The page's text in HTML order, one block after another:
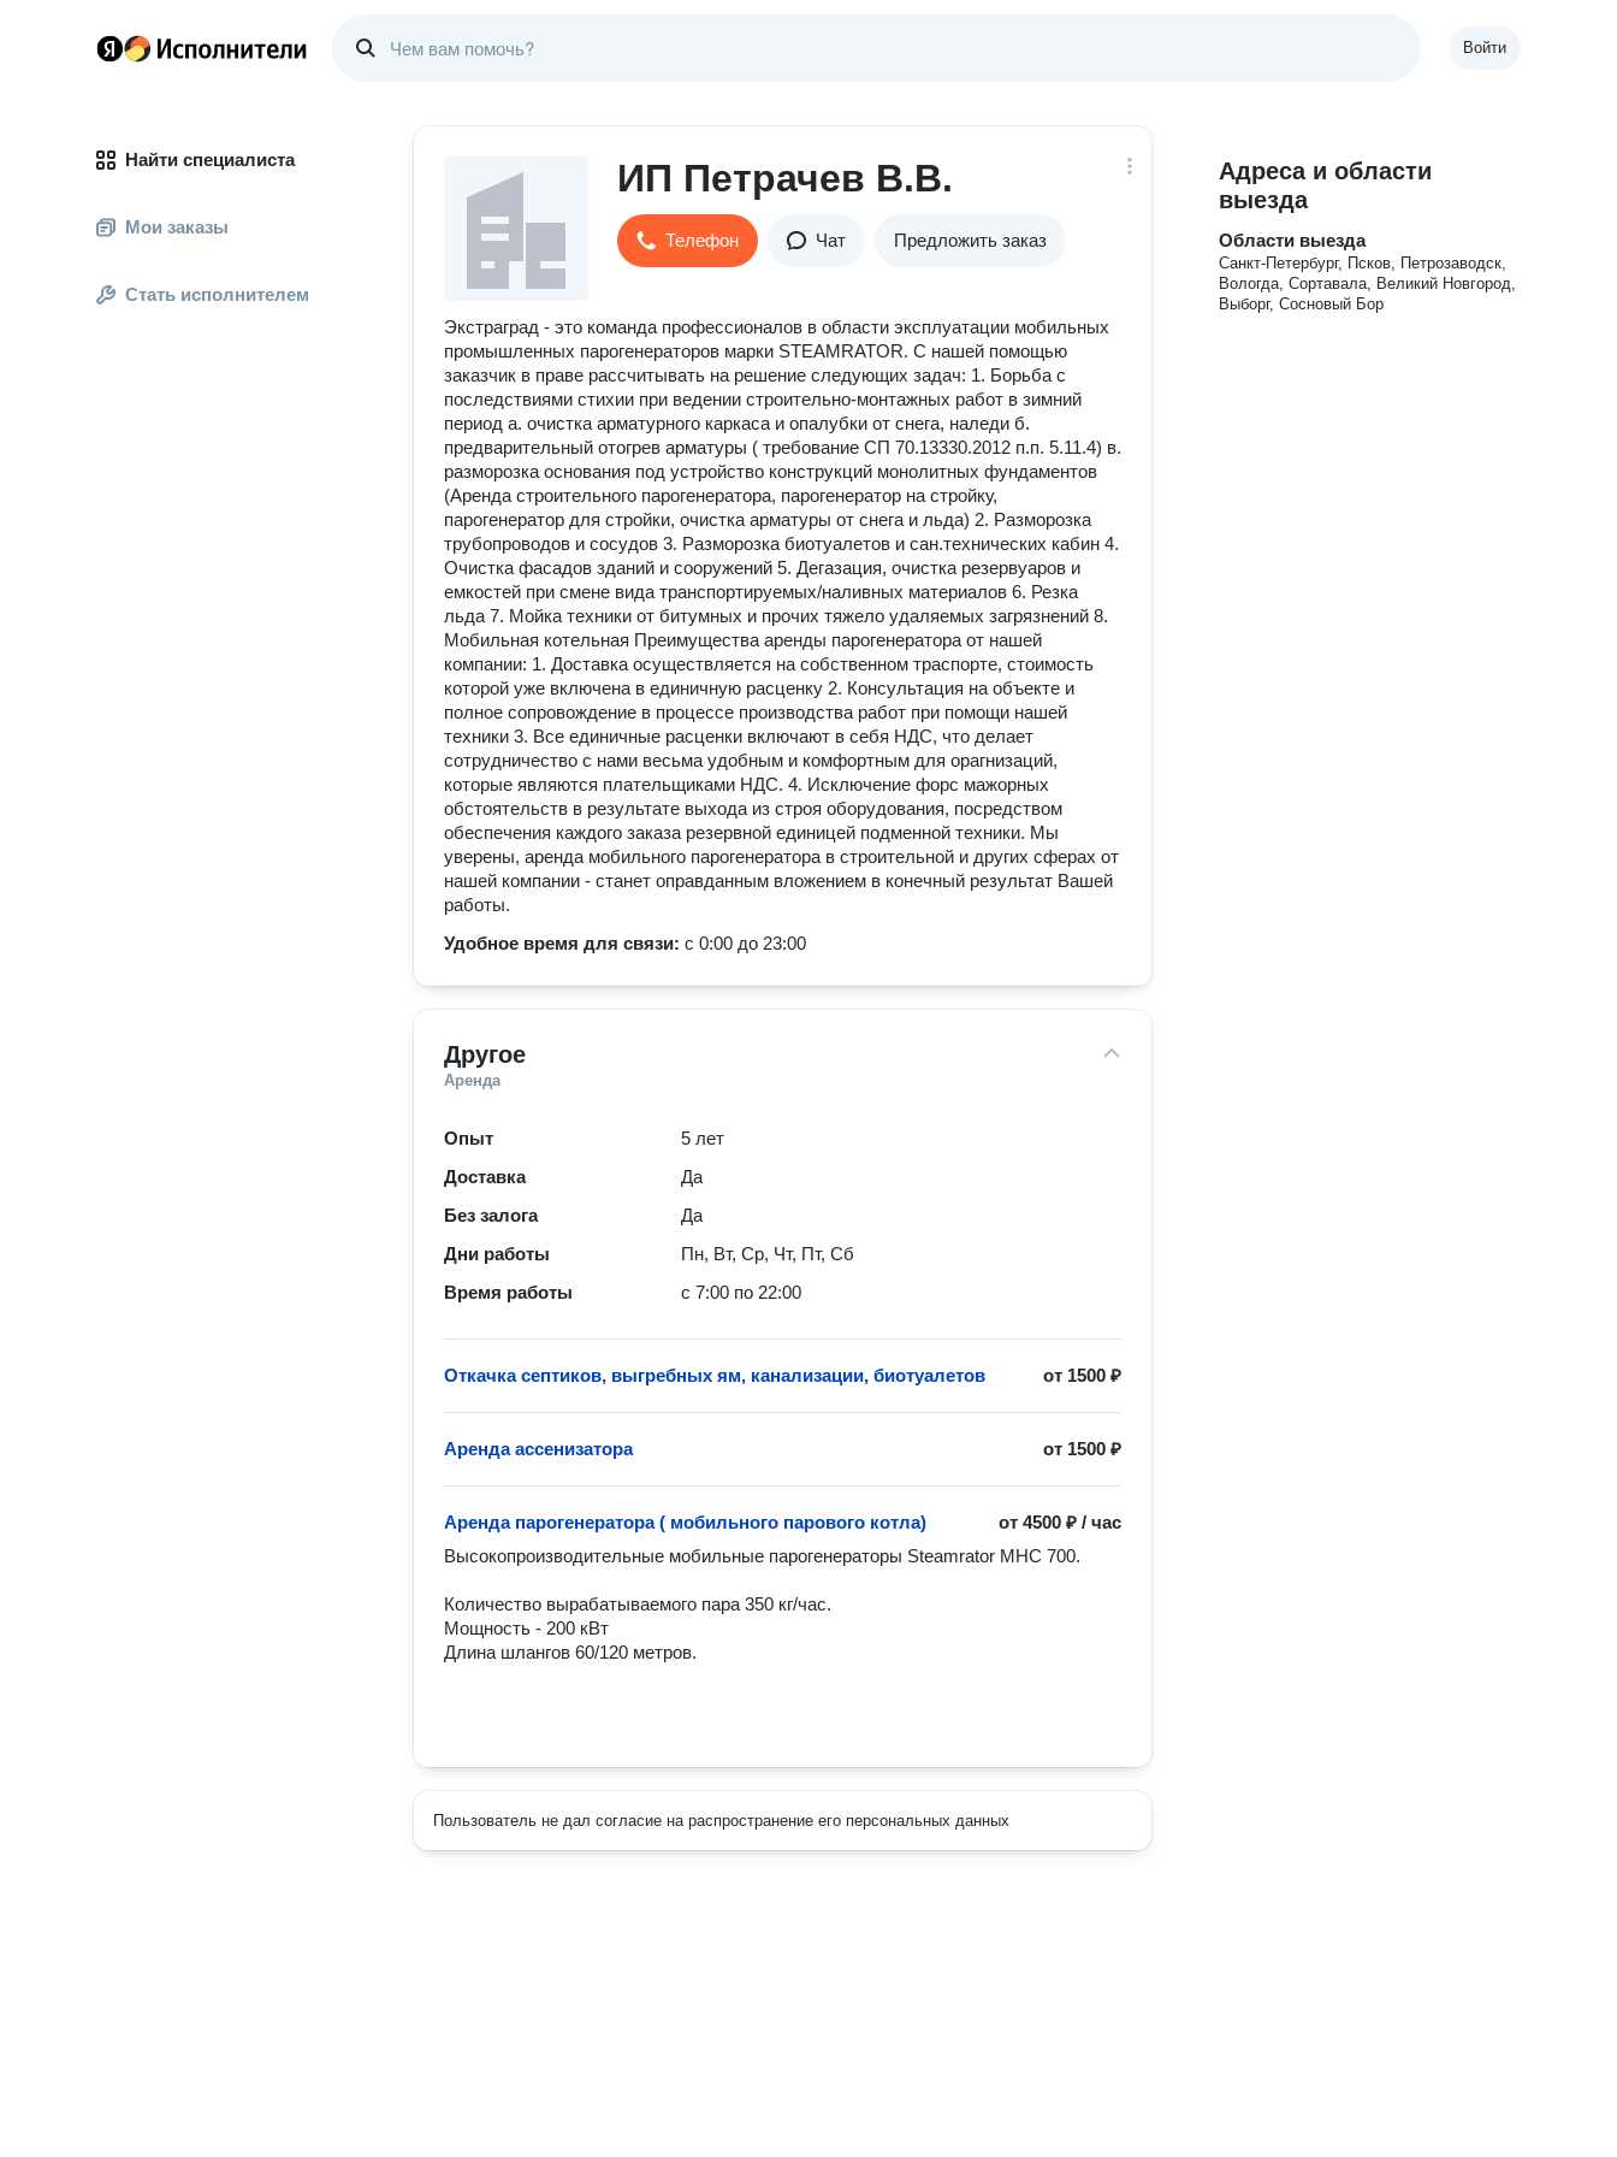
Войти
Найти специалиста
Мои заказы
Стать исполнителем
ИП Петрачев В.В.
Телефон Чат Предложить заказ
Экстраград - это команда профессионалов в области эксплуатации мобильных
промышленных парогенераторов марки STEAMRATOR. С нашей помощью
заказчик в праве рассчитывать на решение следующих задач: 1. Борьба с
последствиями стихии при ведении строительно-монтажных работ в зимний
период а. очистка арматурного каркаса и опалубки от снега, наледи б.
предварительный отогрев арматуры ( требование СП 70.13330.2012 п.п. 5.11.4) в.
разморозка основания под устройство конструкций монолитных фундаментов
(Аренда строительного парогенератора, парогенератор на стройку,
парогенератор для стройки, очистка арматуры от снега и льда) 2. Разморозка
трубопроводов и сосудов 3. Разморозка биотуалетов и сан.технических кабин 4.
Очистка фасадов зданий и сооружений 5. Дегазация, очистка резервуаров и
емкостей при смене вида транспортируемых/наливных материалов 6. Резка
льда 7. Мойка техники от битумных и прочих тяжело удаляемых загрязнений 8.
Мобильная котельная Преимущества аренды парогенератора от нашей
компании: 1. Доставка осуществляется на собственном траспорте, стоимость
которой уже включена в единичную расценку 2. Консультация на объекте и
полное сопровождение в процессе производства работ при помощи нашей
техники 3. Все единичные расценки включают в себя НДС, что делает
сотрудничество с нами весьма удобным и комфортным для орагнизаций,
которые являются плательщиками НДС. 4. Исключение форс мажорных
обстоятельств в результате выхода из строя оборудования, посредством
обеспечения каждого заказа резервной единицей подменной техники. Мы
уверены, аренда мобильного парогенератора в строительной и других сферах от
нашей компании - станет оправданным вложением в конечный результат Вашей
работы.
Удобное время для связи: с 0:00 до 23:00
Другое
Аренда
Опыт
5 лет
Доставка
Да
Без залога
Да
Дни работы
Пн, Вт, Ср, Чт, Пт, Сб
Время работы
с 7:00 по 22:00
от 1500 ₽
Откачка септиков, выгребных ям, канализации, биотуалетов
от 1500 ₽
Аренда ассенизатора
от4500 ₽ /час
Аренда парогенератора ( мобильного парового котла)
Высокопроизводительные мобильные парогенераторы Steamrator MHC 700.
Количество вырабатываемого пара 350 кг/час.
Мощность - 200 кВт
Длина шлангов 60/120 метров.
Пользователь не дал согласие на распространение его персональных данных
Адреса и области
выезда
Области выезда
Санкт-Петербург, Псков, Петрозаводск,
Вологда, Сортавала, Великий Новгород,
Выборг, Сосновый Бор